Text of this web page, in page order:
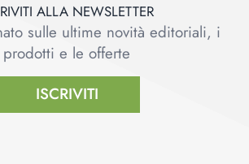
ALLA NEWSLETTER
sulle ultime novità editoriali, i
prodotti e le offerte
ISCRIVITI